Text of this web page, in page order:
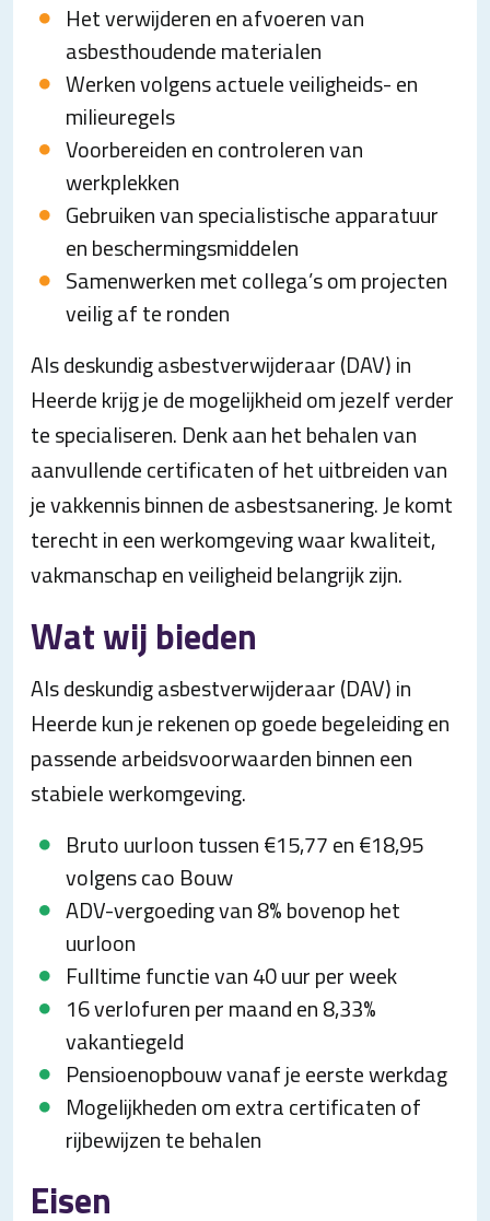
Het verwijderen en afvoeren van
asbesthoudende materialen
Werken volgens actuele veiligheids- en
milieuregels
Voorbereiden en controleren van
werkplekken
Gebruiken van specialistische apparatuur
en beschermingsmiddelen
Samenwerken met collega’s om projecten
veilig af te ronden
Als deskundig asbestverwijderaar (DAV) in
Heerde krijg je de mogelijkheid om jezelf verder
te specialiseren. Denk aan het behalen van
aanvullende certificaten of het uitbreiden van
je vakkennis binnen de asbestsanering. Je komt
terecht in een werkomgeving waar kwaliteit,
vakmanschap en veiligheid belangrijk zijn.
Wat wij bieden
Als deskundig asbestverwijderaar (DAV) in
Heerde kun je rekenen op goede begeleiding en
passende arbeidsvoorwaarden binnen een
stabiele werkomgeving.
Bruto uurloon tussen €15,77 en €18,95
volgens cao Bouw
ADV-vergoeding van 8% bovenop het
uurloon
Fulltime functie van 40 uur per week
16 verlofuren per maand en 8,33%
vakantiegeld
Pensioenopbouw vanaf je eerste werkdag
Mogelijkheden om extra certificaten of
rijbewijzen te behalen
Eisen